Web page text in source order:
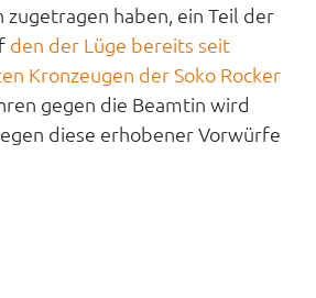
zugetragen haben, ein Teil der
den der Lüge bereits seit
Kronzeugen der Soko Rocker
gegen die Beamtin wird
diese erhobener Vorwürfe